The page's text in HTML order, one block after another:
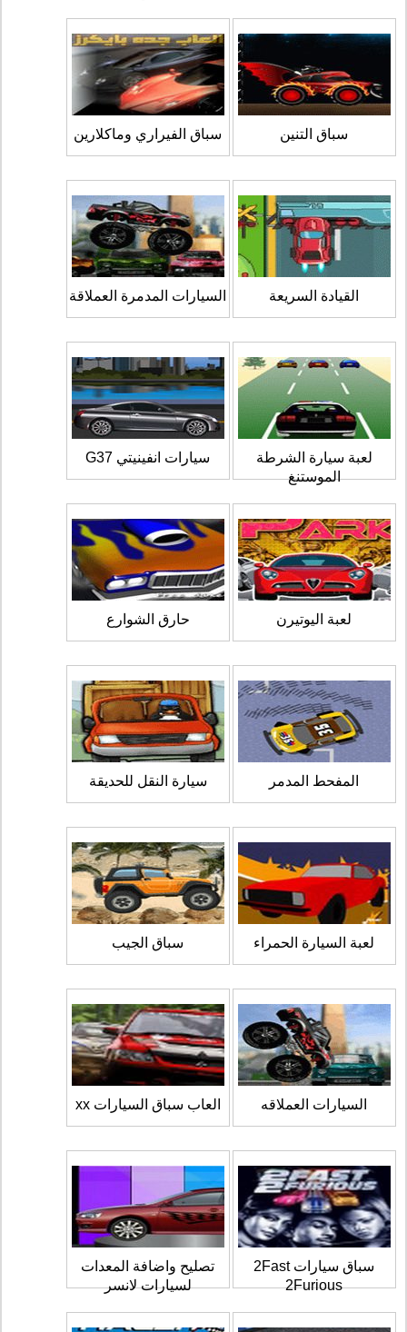
سباق التنين سباق الفيراري وماكلارين
القيادة السريعة السيارات المدمرة العملاقة
لعبة سيارة الشرطة
الموستنغ
سيارات انفينيتي G37
لعبة اليوتيرن حارق الشوارع
المفحط المدمر سيارة النقل للحديقة
لعبة السيارة الحمراء سباق الجيب
السيارات العملاقه العاب سباق السيارات xx
سباق سيارات 2Fast
2Furious
تصليح واضافة المعدات
لسيارات لانسر